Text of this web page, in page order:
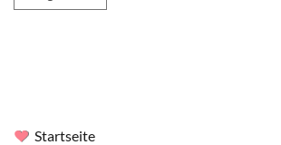
Startseite